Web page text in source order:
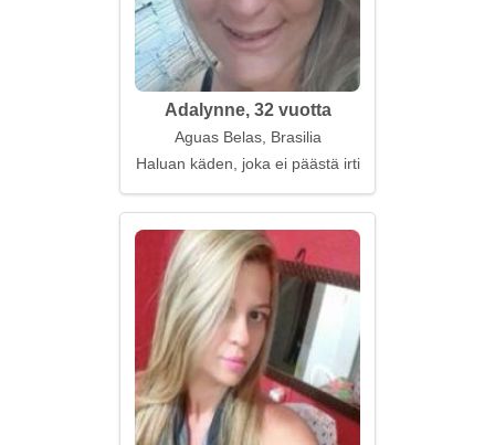
Adalynne, 32 vuotta
Aguas Belas, Brasilia
Haluan käden, joka ei päästä irti